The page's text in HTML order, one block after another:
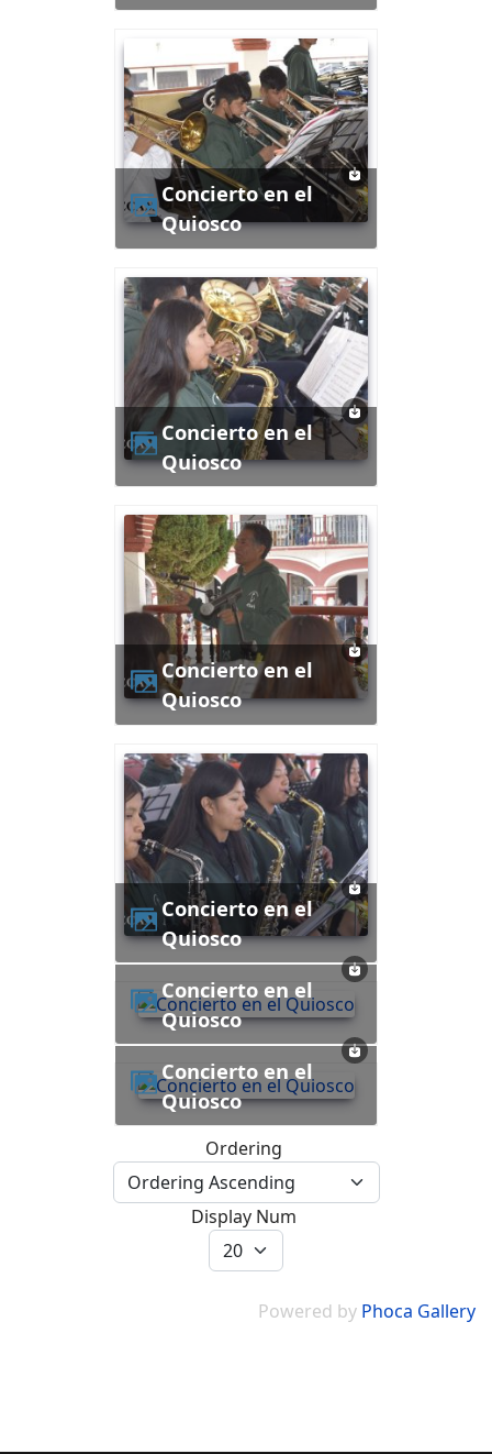
Concierto en el
Quiosco
Concierto en el
Quiosco
Concierto en el
Quiosco
Concierto en el
Quiosco
Concierto en el
Quiosco
Concierto en el
Quiosco
Ordering
Display Num
Powered by Phoca Gallery